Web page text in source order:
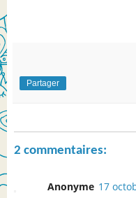
Partager
2 commentaires:
Anonyme 17